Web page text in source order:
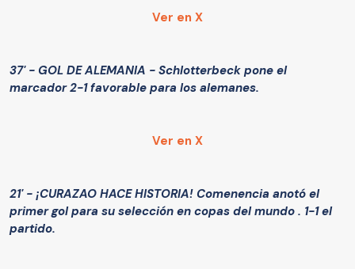
Ver en X
37' - GOL DE ALEMANIA - Schlotterbeck pone el
marcador 2-1 favorable para los alemanes.
Ver en X
21' - ¡CURAZAO HACE HISTORIA! Comenencia anotó el
primer gol para su selección en copas del mundo . 1-1 el
partido.